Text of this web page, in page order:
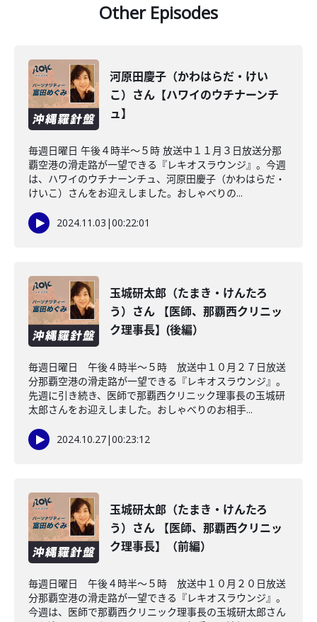
Other Episodes
河原田慶子（かわはらだ・けい
こ）さん【ハワイのウチナーンチ
ュ】
毎週日曜日 午後４時半～５時 放送中１１月３日放送分那
覇空港の滑走路が一望できる『レキオスラウンジ』。今週
は、ハワイのウチナーンチュ、河原田慶子（かわはらだ・
けいこ）さんをお迎えしました。おしゃべりの...
2024.11.03 |00:22:01
玉城研太郎（たまき・けんたろ
う）さん 【医師、那覇西クリニッ
ク理事長】(後編）
毎週日曜日 午後４時半～５時 放送中１０月２７日放送
分那覇空港の滑走路が一望できる『レキオスラウンジ』。
先週に引き続き、医師で那覇西クリニック理事長の玉城研
太郎さんをお迎えしました。おしゃべりのお相手...
2024.10.27|00:23:12
玉城研太郎（たまき・けんたろ
う）さん 【医師、那覇西クリニッ
ク理事長】（前編）
毎週日曜日 午後４時半～５時 放送中１０月２０日放送
分那覇空港の滑走路が一望できる『レキオスラウンジ』。
今週は、医師で那覇西クリニック理事長の玉城研太郎さん